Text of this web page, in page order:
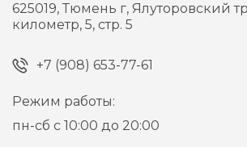
625019,Тюмень г, Ялуторовский
километр, 5, стр. 5
+7 (908) 653-77-61
Режим работы:
пн-сб с 10:00 до 20:00